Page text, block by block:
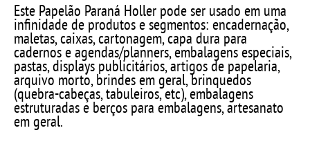
Este Papelão Paraná Holler pode ser usado em uma
infinidade de produtos e segmentos: encadernação,
maletas, caixas, cartonagem, capa dura para
cadernos e agendas/planners, embalagens especiais,
pastas, displays publicitários, artigos de papelaria,
arquivo morto, brindes em geral, brinquedos
(quebra-cabeças, tabuleiros, etc), embalagens
estruturadas e berços para embalagens, artesanato
em geral.